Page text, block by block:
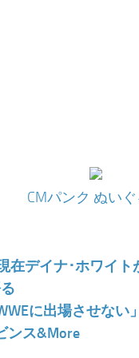
CMパンク ぬい
在デイナ･ホワイト
に出場させない」
ンス&More